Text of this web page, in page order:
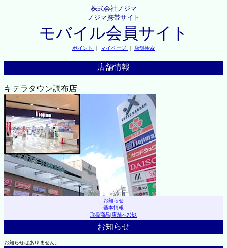
株式会社ノジマ
ノジマ携帯サイト
モバイル会員サイト
ポイント ｜ マイページ ｜ 店舗検索
店舗情報
キテラタウン調布店
お知らせ
基本情報
取扱商品|店舗へｱｸｾｽ
お知らせ
お知らせはありません。